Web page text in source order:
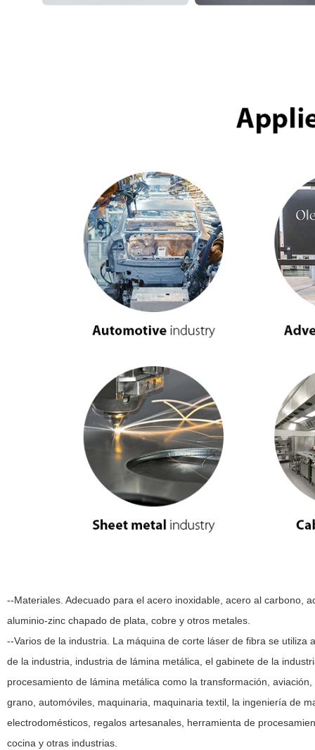
--Materiales. Adecuado para el acero inoxidable, acero al carbono,
aluminio-zinc chapado de plata, cobre y otros metales.
--Varios de la industria. La máquina de corte láser de fibra se
de la industria, industria de lámina metálica, el gabinete de la
procesamiento de lámina metálica como la transformación,
grano, automóviles, maquinaria, maquinaria textil, la ingeniería de
electrodomésticos, regalos artesanales, herramienta de
cocina y otras industrias.